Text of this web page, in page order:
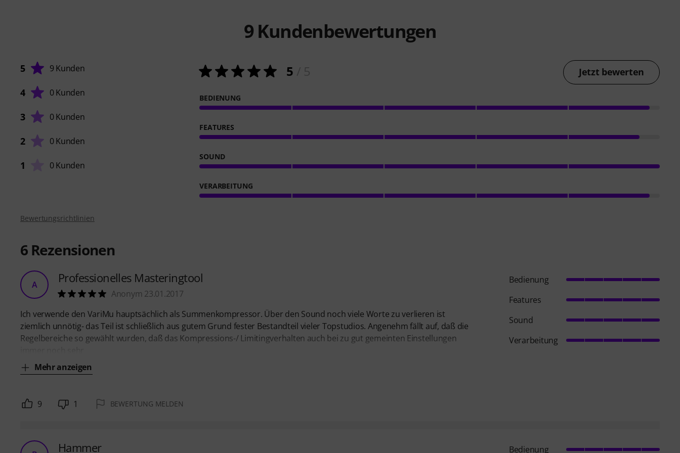
9 Kundenbewertungen
5 9 Kunden
4 0 Kunden
3 0 Kunden
2 0 Kunden
1 0 Kunden
5 Jetzt bewerten
BEDIENUNG
FEATURES
SOUND
VERARBEITUNG
Bewertungsrichtlinien
6 Rezensionen
A Professionelles Masteringtool
Anonym 23.01.2017
Ich verwende den VariMu hauptsächlich als Summenkompressor. Über den Sound noch viele Worte zu verlieren ist
ziemlich unnötig- das Teil ist schließlich aus gutem Grund fester Bestandteil vieler Topstudios. Angenehm fällt auf, daß die
Regelbereiche so gewählt wurden, daß das Kompressions-/ Limitingverhalten auch bei zu gut gemeinten Einstellungen
Mehr anzeigen
Bedienung
Features
Sound
Verarbeitung
9 1 BEWERTUNG MELDEN
Hammer Bedienung